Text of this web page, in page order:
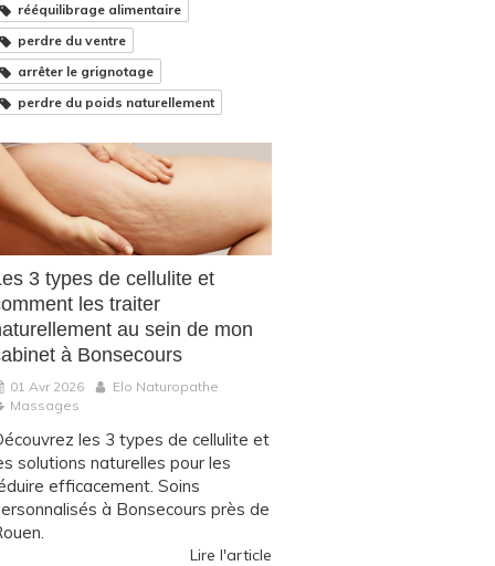
rééquilibrage alimentaire
perdre du ventre
arrêter le grignotage
perdre du poids naturellement
3 types de cellulite et
les traiter
au sein de mon
à Bonsecours
01 Avr 2026
Elo Naturopathe
Massages
les 3 types de cellulite et
solutions naturelles pour les
efficacement. Soins
à Bonsecours près de
Lire l'article